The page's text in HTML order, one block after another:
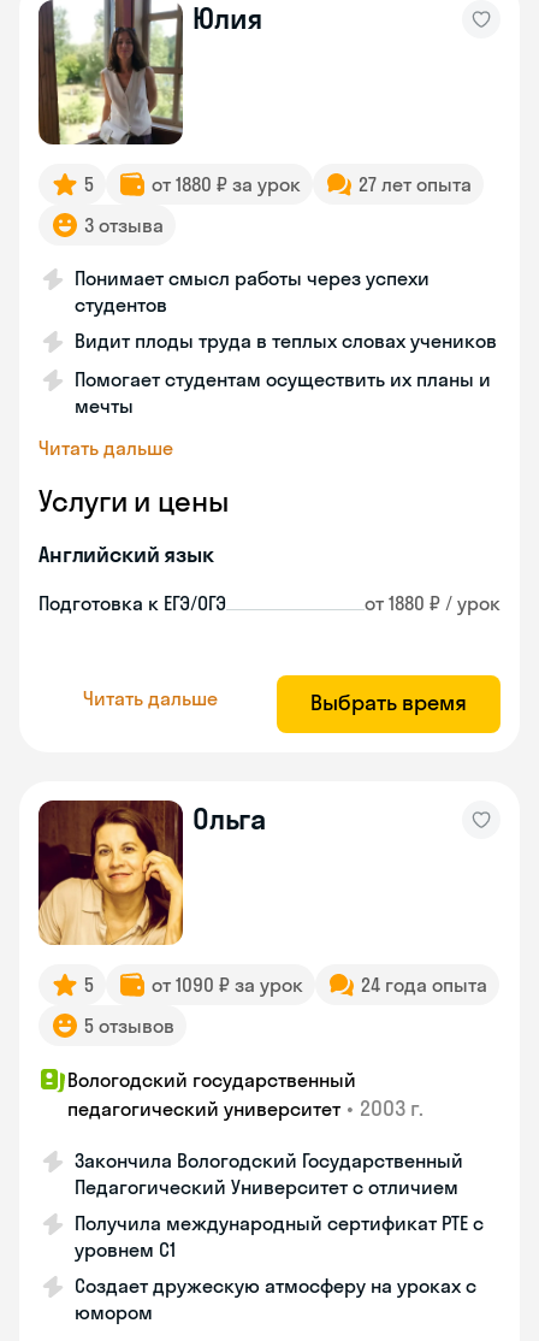
Юлия
5 от 1880 ₽ за урок
27 лет опыта
3 отзыва
Понимает смысл работы через успехи
студентов
Видит плоды труда в теплых словах учеников
Помогает студентам осуществить их планы и
мечты
Читать дальше
Услуги и цены
Английский язык
Подготовка к ЕГЭ/ОГЭ от 1880 ₽ / урок
Читать дальше Выбрать время
Ольга
5 от 1090 ₽ за урок
24 года опыта
5 отзывов
Вологодский государственный
педагогический университет • 2003 г.
Закончила Вологодский Государственный
Педагогический Университет с отличием
Получила международный сертификат PTE с
уровнем C1
Создает дружескую атмосферу на уроках с
юмором